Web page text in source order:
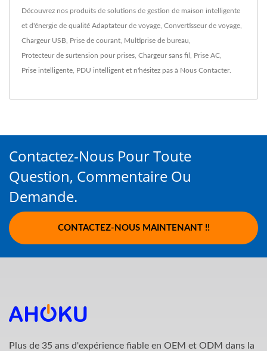
Découvrez nos produits de solutions de gestion de maison intelligente
et d'énergie de qualité Adaptateur de voyage Convertisseur de voyage
Chargeur USB Prise de courant Multiprise de bureau
Protecteur de surtension pour prises Chargeur sans fil Prise AC
Prise intelligente PDU intelligent et n'hésitez pas à Nous Contacter.
Contactez-Nous Pour Toute
Question, Commentaire Ou
Demande.
CONTACTEZ-NOUS MAINTENANT !!
Plus de 35 ans d'expérience fiable en OEM et ODM dans la